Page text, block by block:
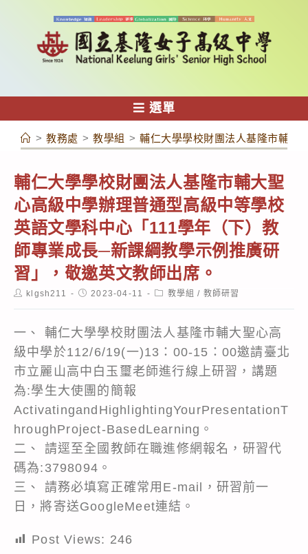
容
選單
> 教務處 > 教學組 > 輔仁大學學校財團法人基隆市輔大
輔仁大學學校財團法人基隆市輔大聖
心高級中學辦理普通型高級中等學校
英語文學科中心「111學年（下）教
師專業成長─新課綱教學示例推廣研
習」，敬邀英文教師出席。
Postklgsh211
Post2023-04-11
Post教學組 / 教師研習
一、 輔仁大學學校財團法人基隆市輔大聖心高
級中學於112/6/19(一)13：00-15：00邀請臺北
市立麗山高中白玉璽老師進行線上研習，講題
為:學生大使團的簡報
ActivatingandHighlightingYourPresentationT
hroughProject-BasedLearning。
二、 請逕至全國教師在職進修網報名，研習代
碼為:3798094。
三、 請務必填寫正確常用E-mail，研習前一
日，將寄送GoogleMeet連結。
Post Views: 246